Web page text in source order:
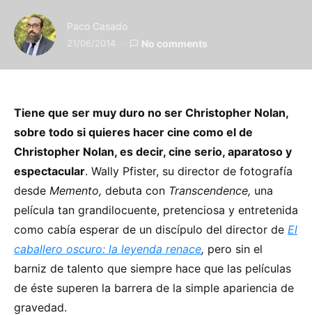
Paco Casado
21/06/2014 No comments
Tiene que ser muy duro no ser Christopher Nolan,
sobre todo si quieres hacer cine como el de
Christopher Nolan, es decir, cine serio, aparatoso y
espectacular. Wally Pfister, su director de fotografía
desde Memento, debuta con Transcendence, una
película tan grandilocuente, pretenciosa y entretenida
como cabía esperar de un discípulo del director de El
caballero oscuro: la leyenda renace, pero sin el
barniz de talento que siempre hace que las películas
de éste superen la barrera de la simple apariencia de
gravedad.